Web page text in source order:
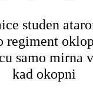
studen
regiment
samo mirna
kad okopni